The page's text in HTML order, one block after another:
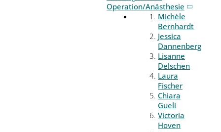
Operation/Anästhesie
Michèle
Bernhardt
Jessica
Dannenberg
Lisanne
Delschen
Laura
Fischer
Chiara
Gueli
Victoria
Hoven